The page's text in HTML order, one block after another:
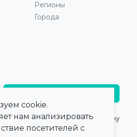
Регионы
Города
© 2021 — 2026,ПроКлинику
cookie.
нам анализировать
посетителей с